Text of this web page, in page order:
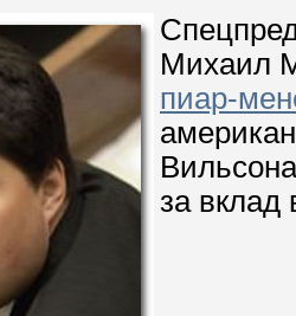
Михаил
пиар-
за вклад